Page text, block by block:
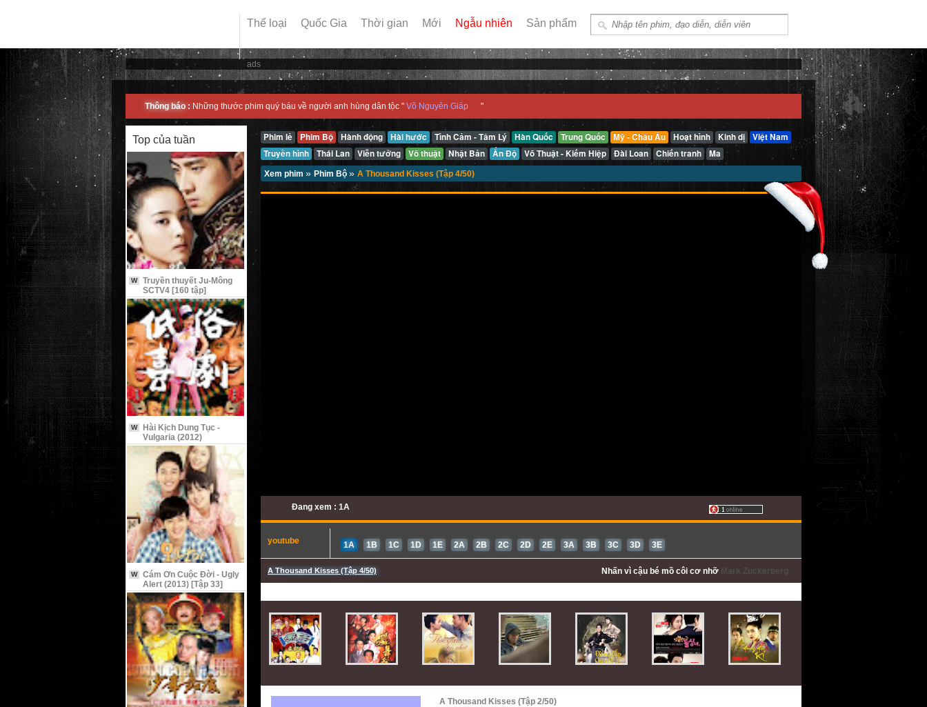
Thể loại Quốc Gia Thời gian Mới Ngẫu nhiên Sản phẩm
ads
Thông báo : Những thước phim quý báu về người anh hùng dân tộc " Võ Nguyên Giáp "
Top của tuần
W
Truyền thuyết Ju-Mông
SCTV4 [160 tập]
W
Hài Kịch Dung Tục -
Vulgaria (2012)
W
Cám Ơn Cuộc Đời - Ugly
Alert (2013) [Tập 33]
Phim lẻ Phim Bộ Hành động Hài hước Tình Cảm - Tâm Lý Hàn Quốc Trung Quốc Mỹ - Châu Âu Hoạt hình Kinh dị
Việt Nam
Truyền hình
Thái Lan Viễn tưởng Võ thuật Nhật Bản Ấn Độ Võ Thuật - Kiếm Hiệp Đài Loan Chiến tranh Ma
Xem phim » Phim Bộ » A Thousand Kisses (Tập 4/50)
Đang xem : 1A
youtube 1A 1B 1C 1D 1E 2A 2B 2C 2D 2E 3A 3B 3C 3D 3E
A Thousand Kisses (Tập 4/50) Nhấn vì cậu bé mồ côi cơ nhỡ Mark Zuckerberg
A Thousand Kisses (Tập 2/50)